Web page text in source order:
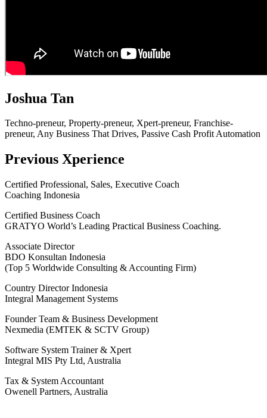
Joshua Tan
Techno-preneur, Property-preneur, Xpert-preneur, Franchise-
preneur, Any Business That Drives, Passive Cash Profit Automation
Previous Xperience
Certified Professional, Sales, Executive Coach
Coaching Indonesia
Certified Business Coach
GRATYO World’s Leading Practical Business Coaching.
Associate Director
BDO Konsultan Indonesia
(Top 5 Worldwide Consulting & Accounting Firm)
Country Director Indonesia
Integral Management Systems
Founder Team & Business Development
Nexmedia (EMTEK & SCTV Group)
Software System Trainer & Xpert
Integral MIS Pty Ltd, Australia
Tax & System Accountant
Owenell Partners, Australia